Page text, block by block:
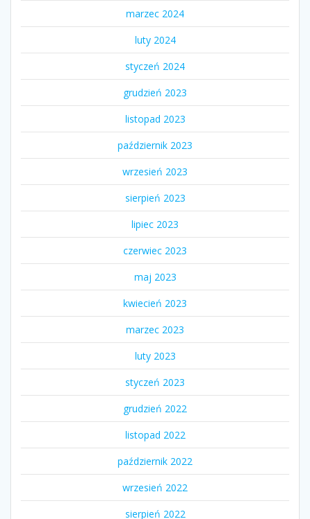
marzec 2024
luty 2024
styczeń 2024
grudzień 2023
listopad 2023
październik 2023
wrzesień 2023
sierpień 2023
lipiec 2023
czerwiec 2023
maj 2023
kwiecień 2023
marzec 2023
luty 2023
styczeń 2023
grudzień 2022
listopad 2022
październik 2022
wrzesień 2022
sierpień 2022